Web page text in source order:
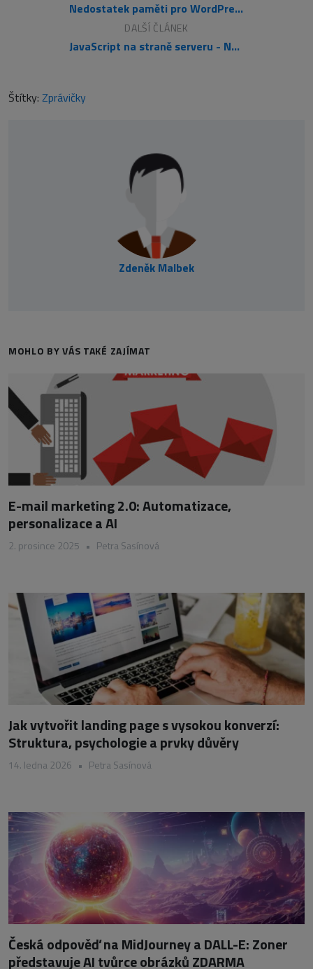
Nedostatek paměti pro WordPress 3.0? Co s tím?
DALŠÍ ČLÁNEK
JavaScript na straně serveru - Node.js
Štítky: Zprávičky
Zdeněk Malbek
MOHLO BY VÁS TAKÉ ZAJÍMAT
E-mail marketing 2.0: Automatizace,
personalizace a AI
2. prosince 2025 • Petra Sasínová
Jak vytvořit landing page s vysokou konverzí:
Struktura, psychologie a prvky důvěry
14. ledna 2026 • Petra Sasínová
Česká odpověď na MidJourney a DALL-E: Zoner
představuje AI tvůrce obrázků ZDARMA